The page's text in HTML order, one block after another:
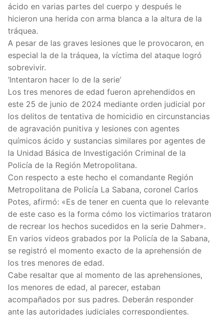
ácido en varias partes del cuerpo y después le
hicieron una herida con arma blanca a la altura de la
tráquea.
A pesar de las graves lesiones que le provocaron, en
especial la de la tráquea, la víctima del ataque logró
sobrevivir.
‘Intentaron hacer lo de la serie’
Los tres menores de edad fueron aprehendidos en
este 25 de junio de 2024 mediante orden judicial por
los delitos de tentativa de homicidio en circunstancias
de agravación punitiva y lesiones con agentes
químicos ácido y sustancias similares por agentes de
la Unidad Básica de Investigación Criminal de la
Policía de la Región Metropolitana.
Con respecto a este hecho el comandante Región
Metropolitana de Policía La Sabana, coronel Carlos
Potes, afirmó: «Es de tener en cuenta que lo relevante
de este caso es la forma cómo los victimarios trataron
de recrear los hechos sucedidos en la serie Dahmer».
En varios videos grabados por la Policía de la Sabana,
se registró el momento exacto de la aprehensión de
los tres menores de edad.
Cabe resaltar que al momento de las aprehensiones,
los menores de edad, al parecer, estaban
acompañados por sus padres. Deberán responder
ante las autoridades judiciales correspondientes.